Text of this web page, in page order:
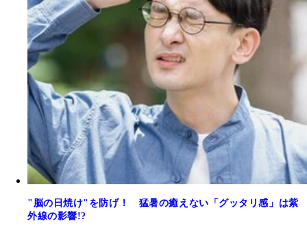
"脳の日焼け"を防げ！ 猛暑の癒えない「グッタリ感」は紫
外線の影響!?